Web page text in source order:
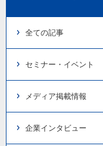
全ての記事
セミナー・イベント
メディア掲載情報
企業インタビュー